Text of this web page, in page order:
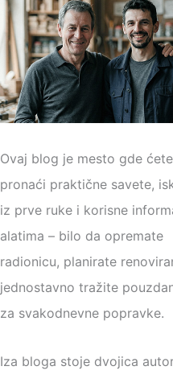
Ovaj blog je mesto gde ćete
pronaći praktične savete,
iz prve ruke i korisne
alatima – bilo da opremаtе
radionicu, planirate
jednostavno tražite
za svakodnevne popravke.
Iza bloga stoje dvojica